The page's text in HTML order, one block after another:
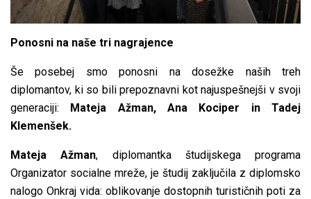
Ponosni na naše tri nagrajence
Še posebej smo ponosni na dosežke naših treh
diplomantov, ki so bili prepoznavni kot najuspešnejši v svoji
generaciji:
Mateja Ažman, Ana Kociper in Tadej
Klemenšek.
Mateja Ažman, diplomantka študijskega programa
Organizator socialne mreže, je študij zaključila z diplomsko
nalogo Onkraj vida: oblikovanje dostopnih turističnih poti za